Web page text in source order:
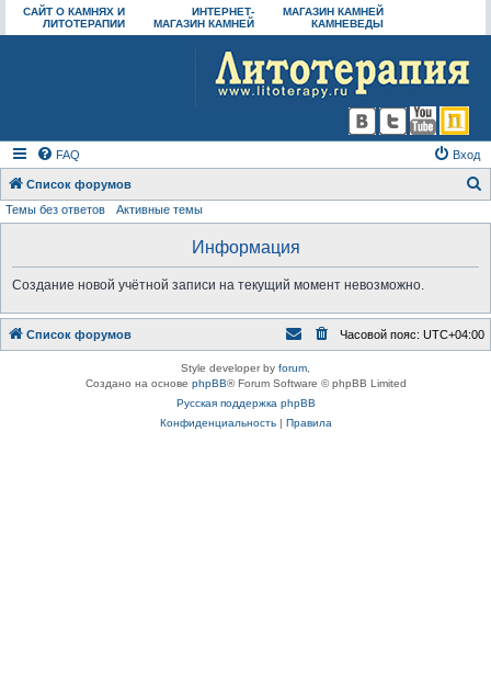
САЙТ О КАМНЯХ И
ЛИТОТЕРАПИИ
ИНТЕРНЕТ-
МАГАЗИН КАМНЕЙ
МАГАЗИН КАМНЕЙ
КАМНЕВЕДЫ
FAQ Вход
Список форумов
Темы без ответов Активные темы
Информация
Создание новой учётной записи на текущий момент невозможно.
Список форумов Часовой пояс: UTC+04:00
Style developer by forum
Создано на основе phpBB® Forum Software © phpBB Limited
Русская поддержка phpBB
Конфиденциальность| Правила